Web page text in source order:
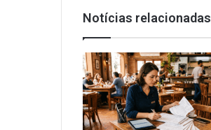
Notícias relacionadas